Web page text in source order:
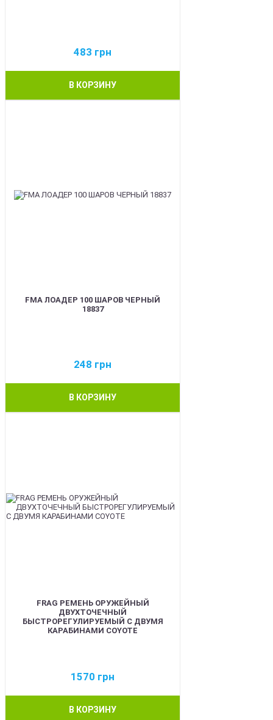
483 грн
В КОРЗИНУ
FMA ЛОАДЕР 100 ШАРОВ ЧЕРНЫЙ
18837
248 грн
В КОРЗИНУ
FRAG РЕМЕНЬ ОРУЖЕЙНЫЙ
ДВУХТОЧЕЧНЫЙ
БЫСТРОРЕГУЛИРУЕМЫЙ С ДВУМЯ
КАРАБИНАМИ COYOTE
1570 грн
В КОРЗИНУ